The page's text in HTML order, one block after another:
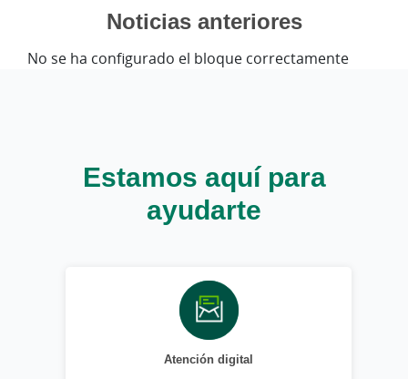
Noticias anteriores
No se ha configurado el bloque correctamente
Estamos aquí para
ayudarte
Atención digital